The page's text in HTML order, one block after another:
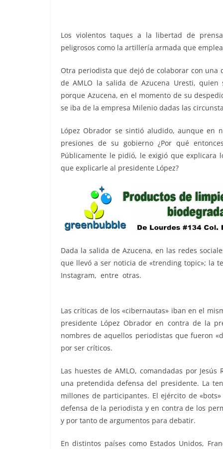
Los violentos taques a la libertad de
peligrosos como la artillería armada que
Otra periodista que dejó de colaborar con una
de AMLO la salida de Azucena Uresti,
porque Azucena, en el momento de su
se iba de la empresa Milenio dadas las
López Obrador se sintió aludido, aunque en
presiones de su gobierno ¿Por qué
Públicamente le pidió, le exigió que explicara
que explicarle al presidente López?
Dada la salida de Azucena, en las redes
que llevó a ser noticia de «trending topic»; la
Instagram, entre otras.
Las críticas de los «cibernautas» iban en el
presidente López Obrador en contra de la
nombres de aquellos periodistas que fueron
por ser críticos.
Las huestes de AMLO, comandadas por
una pretendida defensa del presidente. La
millones de participantes. El ejército de
defensa de la periodista y en contra de los
y por tanto de argumentos para debatir.
En distintos países como Estados Unidos,